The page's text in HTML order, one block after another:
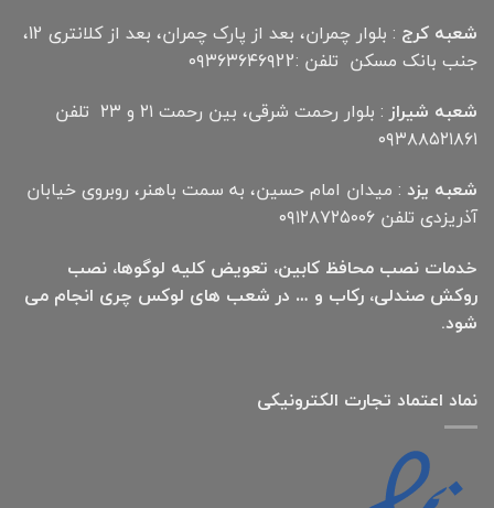
شعبه کرج
: بلوار چمران، بعد از پارک چمران، بعد از کلانتری 12،
جنب بانک مسکن تلفن :۰۹۳۶۳۶۴۶۹22
شعبه شیراز
: بلوار رحمت شرقی، بین رحمت ۲۱ و ۲۳ تلفن
۰۹۳۸۸۵۲۱۸۶۱
شعبه یزد : میدان امام حسین، به سمت باهنر، روبروی خیابان
آذریزدی تلفن ۰۹۱۲۸۷۲۵۰۰۶
خدمات نصب محافظ کابین، تعویض کلیه لوگوها، نصب
روکش صندلی، رکاب و … در شعب های لوکس چری انجام می
شود.
نماد اعتماد تجارت الكترونیكی